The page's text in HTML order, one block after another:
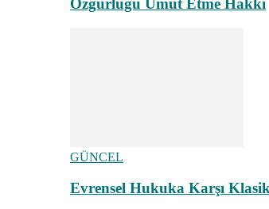
Özgürlüğü Umut Etme Hakkı
GÜNCEL
Evrensel Hukuka Karşı